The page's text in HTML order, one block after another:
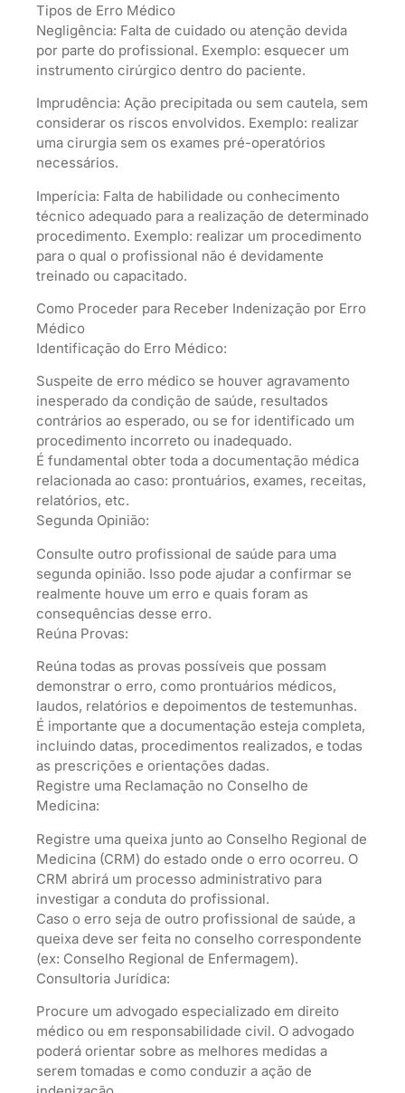
Tipos de Erro Médico
Negligência: Falta de cuidado ou atenção devida
por parte do profissional. Exemplo: esquecer um
instrumento cirúrgico dentro do paciente.
Imprudência: Ação precipitada ou sem cautela, sem
considerar os riscos envolvidos. Exemplo: realizar
uma cirurgia sem os exames pré-operatórios
necessários.
Imperícia: Falta de habilidade ou conhecimento
técnico adequado para a realização de determinado
procedimento. Exemplo: realizar um procedimento
para o qual o profissional não é devidamente
treinado ou capacitado.
Como Proceder para Receber Indenização por Erro
Médico
Identificação do Erro Médico:
Suspeite de erro médico se houver agravamento
inesperado da condição de saúde, resultados
contrários ao esperado, ou se for identificado um
procedimento incorreto ou inadequado.
É fundamental obter toda a documentação médica
relacionada ao caso: prontuários, exames, receitas,
relatórios, etc.
Segunda Opinião:
Consulte outro profissional de saúde para uma
segunda opinião. Isso pode ajudar a confirmar se
realmente houve um erro e quais foram as
consequências desse erro.
Reúna Provas:
Reúna todas as provas possíveis que possam
demonstrar o erro, como prontuários médicos,
laudos, relatórios e depoimentos de testemunhas.
É importante que a documentação esteja completa,
incluindo datas, procedimentos realizados, e todas
as prescrições e orientações dadas.
Registre uma Reclamação no Conselho de
Medicina:
Registre uma queixa junto ao Conselho Regional de
Medicina (CRM) do estado onde o erro ocorreu. O
CRM abrirá um processo administrativo para
investigar a conduta do profissional.
Caso o erro seja de outro profissional de saúde, a
queixa deve ser feita no conselho correspondente
(ex: Conselho Regional de Enfermagem).
Consultoria Jurídica:
Procure um advogado especializado em direito
médico ou em responsabilidade civil. O advogado
poderá orientar sobre as melhores medidas a
serem tomadas e como conduzir a ação de